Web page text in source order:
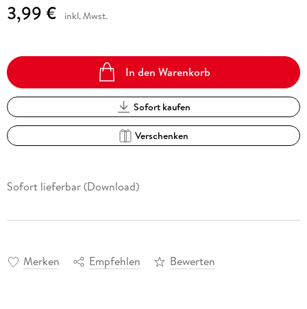
3,99 € inkl. Mwst.
In den Warenkorb
Sofort kaufen
Verschenken
Sofort lieferbar (Download)
Merken Empfehlen Bewerten